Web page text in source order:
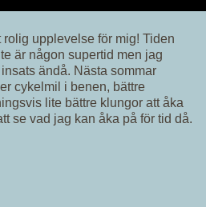
upplevelse för mig! Tiden
är någon supertid men jag
ändå. Nästa sommar
cykelmil i benen, bättre
lite bättre klungor att åka
se vad jag kan åka på för tid då.